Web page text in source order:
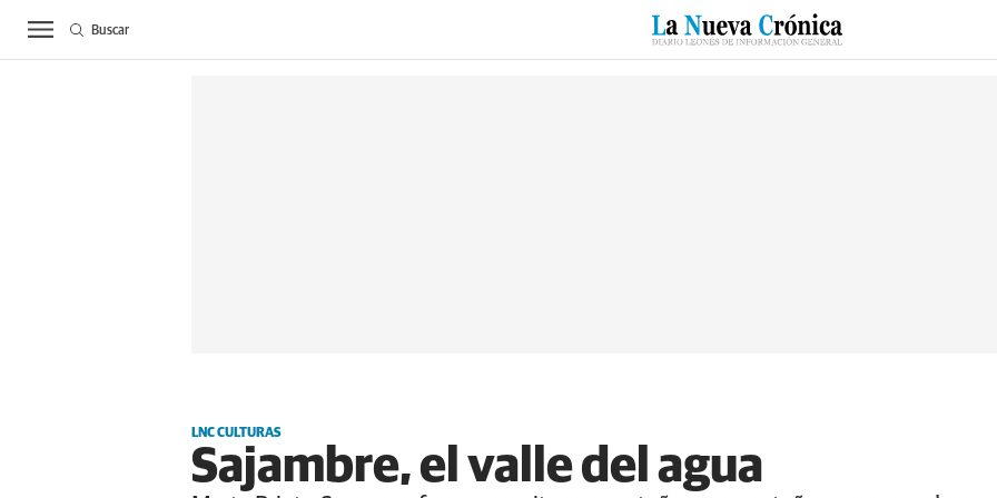
ACTUALIDAD BIERZO SUCESOS CULTURAS ESPECIALES DEPORTES
Buscar
LNC CULTURAS
Sajambre, el valle del agua